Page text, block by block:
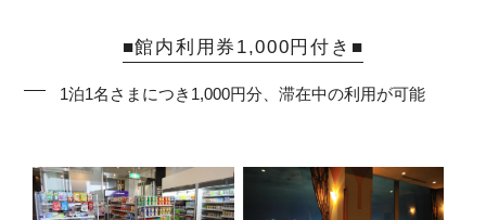
■館内利用券1,000円付き■
1泊1名さまにつき1,000円分、滞在中の利用が可能